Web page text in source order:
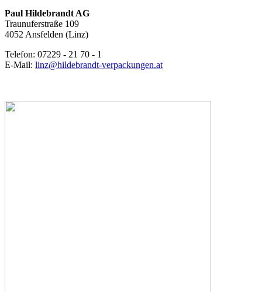
Paul Hildebrandt AG
Traunuferstraße 109
4052 Ansfelden (Linz)
Telefon: 07229 - 21 70 - 1
E-Mail: linz@hildebrandt-verpackungen.at